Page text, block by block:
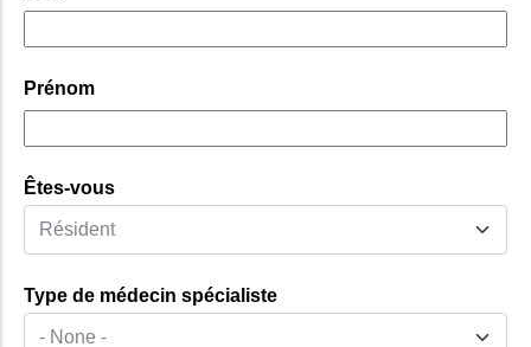
Prénom
Êtes-vous
Type de médecin spécialiste